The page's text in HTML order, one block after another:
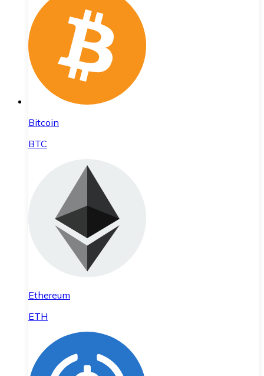
Bitcoin
BTC
Ethereum
ETH